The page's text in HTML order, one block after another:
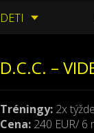
DETI
D.C.C. –
Tréningy: 2x
Cena: 240 EUR/ 6